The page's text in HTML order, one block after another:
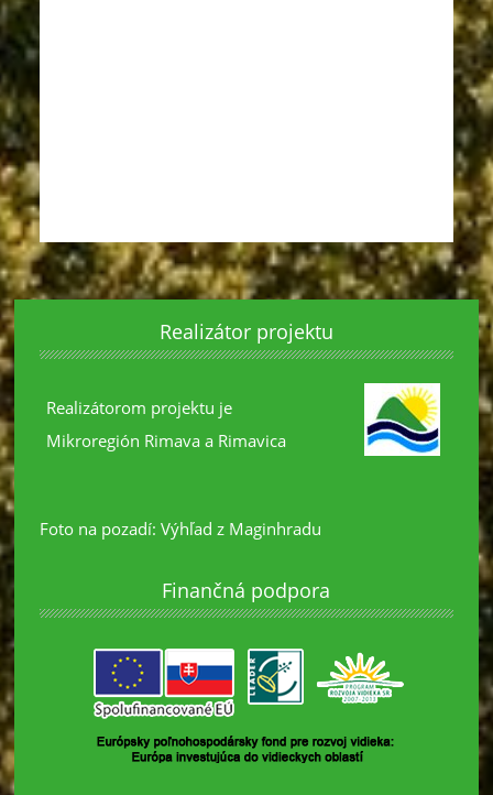
Realizátor projektu
Realizátorom projektu je
Mikroregión Rimava a Rimavica
Foto na pozadí: Výhľad z Maginhradu
Finančná podpora